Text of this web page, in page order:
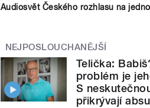
Audiosvět Českého rozhlasu na
NEJPOSLOUCHANĚJŠÍ
Telička:
problém je
S
přikrývají